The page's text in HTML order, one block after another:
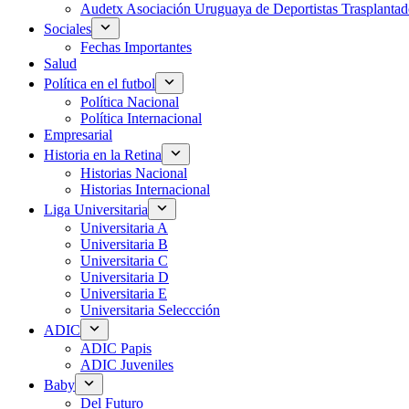
Audetx Asociación Uruguaya de Deportistas
Sociales
Fechas Importantes
Salud
Política en el futbol
Política Nacional
Política Internacional
Empresarial
Historia en la Retina
Historias Nacional
Historias Internacional
Liga Universitaria
Universitaria A
Universitaria B
Universitaria C
Universitaria D
Universitaria E
Universitaria Seleccción
ADIC
ADIC Papis
ADIC Juveniles
Baby
Del Futuro